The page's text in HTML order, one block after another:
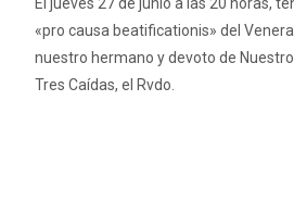
«pro causa beatificationis» del
nuestro hermano y devoto de
Tres Caídas, el Rvdo.